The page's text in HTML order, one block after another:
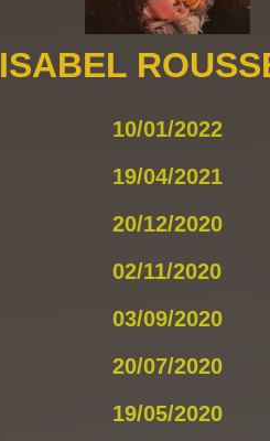
ISABEL
10/01/2022
19/04/2021
20/12/2020
02/11/2020
03/09/2020
20/07/2020
19/05/2020